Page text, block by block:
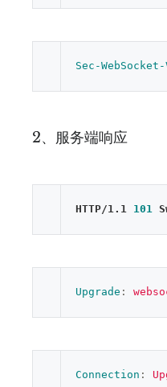
Sec-
2、服务端响应
HTTP/1.1 101
Upgrade :
Connection :